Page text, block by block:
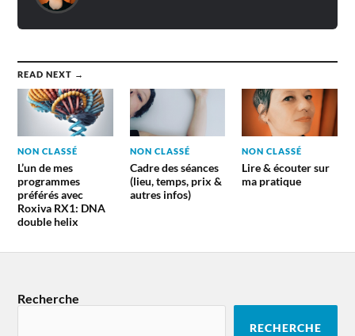
READ NEXT →
NON CLASSÉ
L’un de mes
programmes
préférés avec
Roxiva RX1: DNA
double helix
NON CLASSÉ
Cadre des séances
(lieu, temps, prix &
autres infos)
NON CLASSÉ
Lire & écouter sur
ma pratique
Recherche
RECHERCHE